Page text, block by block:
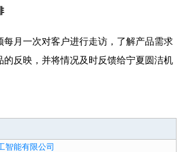
每月一次对客户进行走访，了解产品需求
的反映，并将情况及时反馈给宁夏圆洁机
智能有限公司